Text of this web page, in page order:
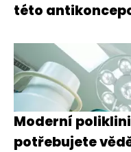
této
Moderní
potřebujete